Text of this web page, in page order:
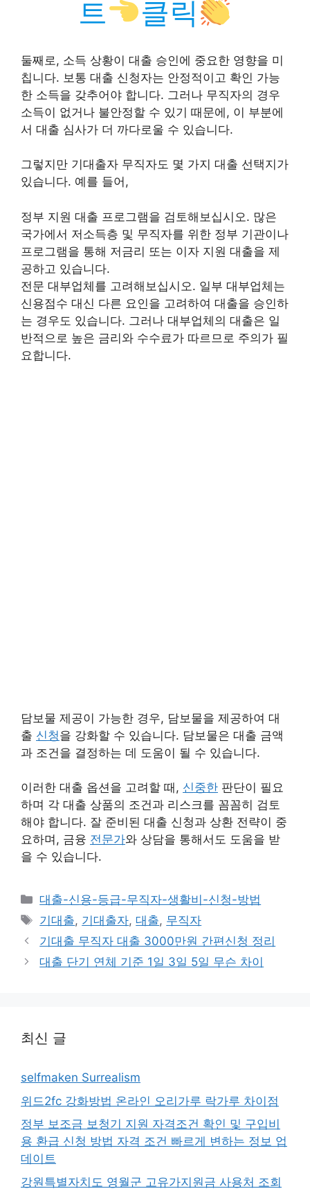
트 클릭
둘째로, 소득 상황이 대출 승인에 중요한 영향을 미
칩니다. 보통 대출 신청자는 안정적이고 확인 가능
한 소득을 갖추어야 합니다. 그러나 무직자의 경우
소득이 없거나 불안정할 수 있기 때문에, 이 부분에
서 대출 심사가 더 까다로울 수 있습니다.
그렇지만 기대출자 무직자도 몇 가지 대출 선택지가
있습니다. 예를 들어,
정부 지원 대출 프로그램을 검토해보십시오. 많은
국가에서 저소득층 및 무직자를 위한 정부 기관이나
프로그램을 통해 저금리 또는 이자 지원 대출을 제
공하고 있습니다.
전문 대부업체를 고려해보십시오. 일부 대부업체는
신용점수 대신 다른 요인을 고려하여 대출을 승인하
는 경우도 있습니다. 그러나 대부업체의 대출은 일
반적으로 높은 금리와 수수료가 따르므로 주의가 필
요합니다.
담보물 제공이 가능한 경우, 담보물을 제공하여 대
출 신청을 강화할 수 있습니다. 담보물은 대출 금액
과 조건을 결정하는 데 도움이 될 수 있습니다.
이러한 대출 옵션을 고려할 때, 신중한 판단이 필요
하며 각 대출 상품의 조건과 리스크를 꼼꼼히 검토
해야 합니다. 잘 준비된 대출 신청과 상환 전략이 중
요하며, 금융 전문가와 상담을 통해서도 도움을 받
을 수 있습니다.
카
테
리
대출-신용-등급-무직자-생활비-신청-방법
태
그
기대출, 기대출자,대출, 무직자
기대출 무직자 대출 3000만원 간편신청 정리
대출 단기 연체 기준 1일 3일 5일 무슨 차이
최신 글
selfmaken Surrealism
위드2fc 강화방법 온라인 오리가루 락가루 차이점
정부 보조금 보청기 지원 자격조건 확인 및 구입비
용 환급 신청 방법 자격 조건 빠르게 변하는 정보 업
데이트
강원특별자치도 영월군 고유가지원금 사용처 조회